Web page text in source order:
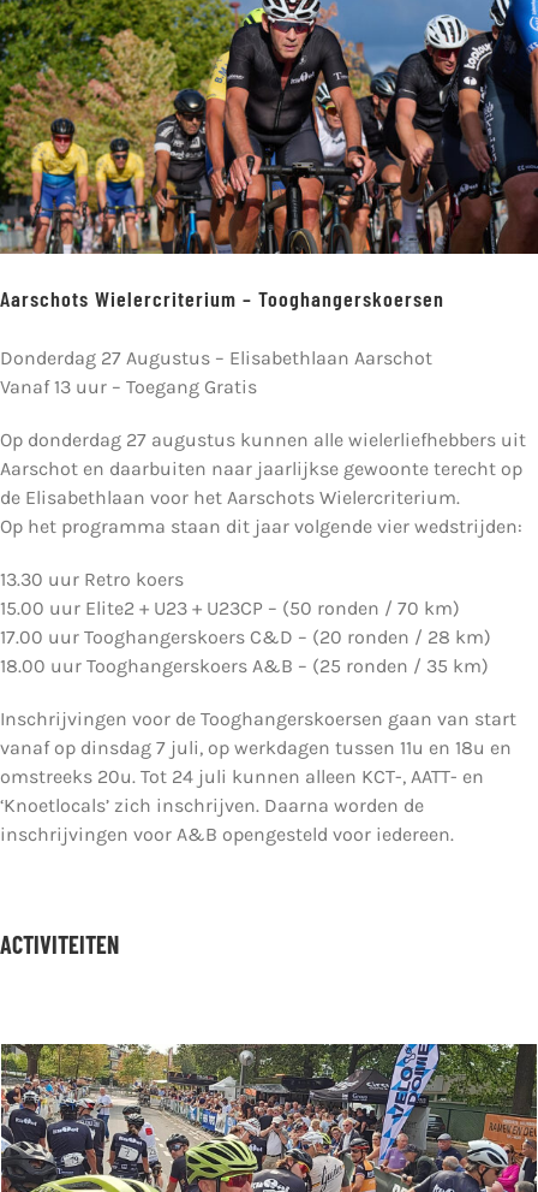
Aarschots Wielercriterium – Tooghangerskoersen
Donderdag 27 Augustus – Elisabethlaan Aarschot
Vanaf 13 uur – Toegang Gratis
Op donderdag 27 augustus kunnen alle wielerliefhebbers uit
Aarschot en daarbuiten naar jaarlijkse gewoonte terecht op
de Elisabethlaan voor het Aarschots Wielercriterium.
Op het programma staan dit jaar volgende vier wedstrijden:
13.30 uur Retro koers
15.00 uur Elite2 + U23 + U23CP – (50 ronden / 70 km)
17.00 uur Tooghangerskoers C&D – (20 ronden / 28 km)
18.00 uur Tooghangerskoers A&B – (25 ronden / 35 km)
Inschrijvingen voor de Tooghangerskoersen gaan van start
vanaf op dinsdag 7 juli, op werkdagen tussen 11u en 18u en
omstreeks 20u. Tot 24 juli kunnen alleen KCT-, AATT- en
‘Knoetlocals’ zich inschrijven. Daarna worden de
inschrijvingen voor A&B opengesteld voor iedereen.
ACTIVITEITEN